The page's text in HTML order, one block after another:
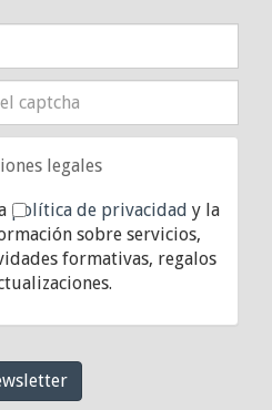
legales
política de privacidad y la
sobre servicios,
formativas, regalos